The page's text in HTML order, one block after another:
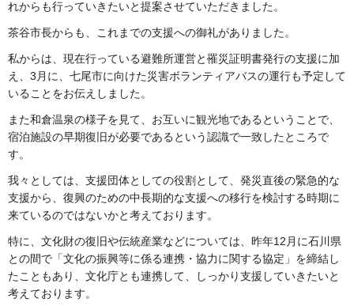
れからも行っていきたいと提案させていただきました。
茶谷市長からも、これまでの支援への御礼がありました。
私からは、現在行っている避難所運営と罹災証明書発行の支援に加
え、3月に、七尾市に向けた災害ボランティアバスの運行も予定して
いることをお伝えしました。
また和倉温泉の様子を見て、お互いに観光地であるということで、
宿泊施設の早期復旧が必要であるという認識で一致したところで
す。
我々としては、支援団体としての役割として、発災直後の緊急的な
支援から、復興のための中長期的な支援への移行を検討する時期に
来ているのではないかと考えております。
特に、文化財の復旧や伝統産業などについては、昨年12月に石川県
との間で「文化の振興等に係る連携・協力に関する協定」を締結し
たこともあり、文化庁とも連携して、しっかり支援していきたいと
考えております。